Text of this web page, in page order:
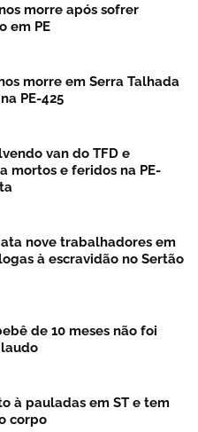
morre após sofrer
em PE
morre em Serra Talhada
PE-425
van do TFD e
mortos e feridos na PE-
nove trabalhadores em
à escravidão no Sertão
de 10 meses não foi
à pauladas em ST e tem
corpo